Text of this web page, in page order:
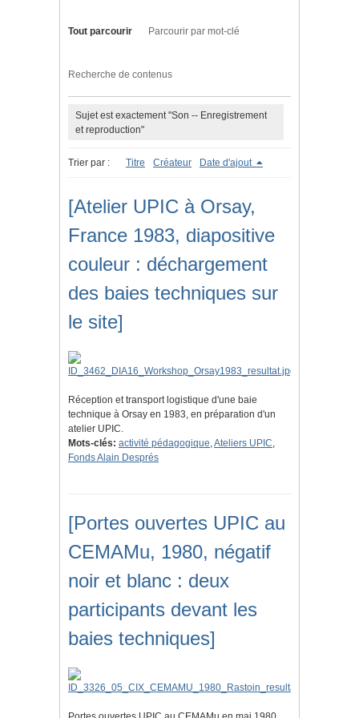
Tout parcourir Parcourir par mot-clé
Recherche de contenus
Sujet est exactement "Son -- Enregistrement
et reproduction"
Trier par : Titre Créateur Date d'ajout
[Atelier UPIC à Orsay,
France 1983, diapositive
couleur : déchargement
des baies techniques sur
le site]
Réception et transport logistique d'une baie
technique à Orsay en 1983, en préparation d'un
atelier UPIC.
Mots-clés: activité pédagogique,Ateliers UPIC,
Fonds Alain Després
[Portes ouvertes UPIC au
CEMAMu, 1980, négatif
noir et blanc : deux
participants devant les
baies techniques]